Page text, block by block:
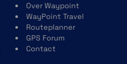
Over Waypoint
WayPoint Travel
Routeplanner
GPS Forum
Contact